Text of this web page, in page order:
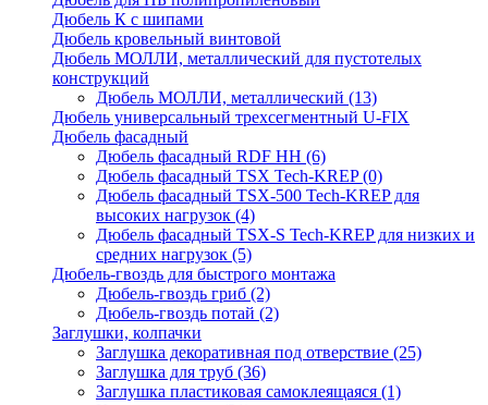
Дюбель К с шипами
Дюбель кровельный винтовой
Дюбель МОЛЛИ, металлический для пустотелых
конструкций
Дюбель МОЛЛИ, металлический (13)
Дюбель универсальный трехсегментный U-FIX
Дюбель фасадный
Дюбель фасадный RDF НН (6)
Дюбель фасадный TSX Tech-KREP(0)
Дюбель фасадный TSX-500 Tech-KREP для
высоких нагрузок (4)
Дюбель фасадный TSX-S Tech-KREP для низких и
средних нагрузок (5)
Дюбель-гвоздь для быстрого монтажа
Дюбель-гвоздь гриб (2)
Дюбель-гвоздь потай (2)
Заглушки, колпачки
Заглушка декоративная под отверствие (25)
Заглушка для труб (36)
Заглушка пластиковая самоклеящаяся (1)